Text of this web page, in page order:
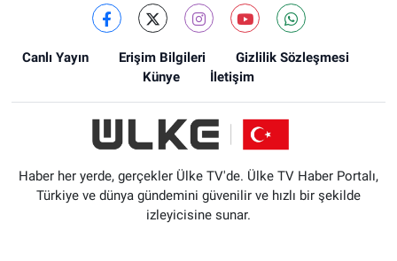
Canlı Yayın Erişim Bilgileri
Gizlilik Sözleşmesi
Künye
İletişim
Haber her yerde, gerçekler Ülke TV'de. Ülke TV Haber Portalı,
Türkiye ve dünya gündemini güvenilir ve hızlı bir şekilde
izleyicisine sunar.